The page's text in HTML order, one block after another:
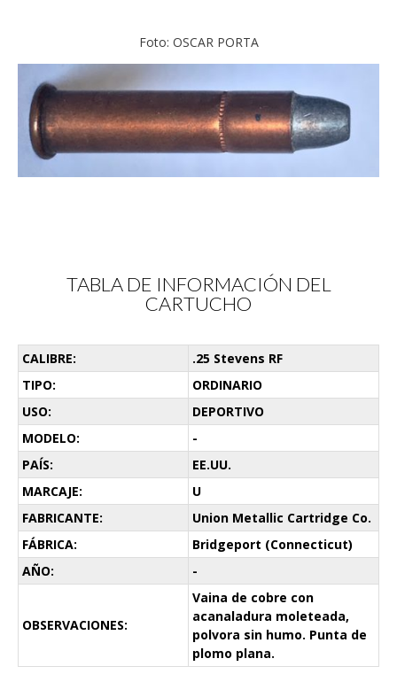
Foto: OSCAR PORTA
TABLA DE INFORMACIÓN DEL
CARTUCHO
CALIBRE:
.25 Stevens RF
TIPO:
ORDINARIO
USO:
DEPORTIVO
MODELO:
-
PAÍS:
EE.UU.
MARCAJE:
U
FABRICANTE:
Union Metallic Cartridge Co.
FÁBRICA:
Bridgeport (Connecticut)
AÑO:
-
OBSERVACIONES:
Vaina de cobre con
acanaladura moleteada,
polvora sin humo. Punta de
plomo plana.